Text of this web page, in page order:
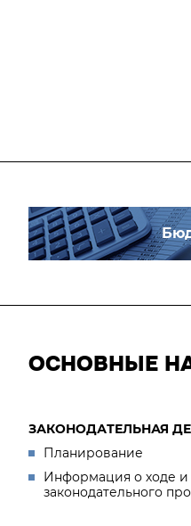
ОСНОВНЫЕ
ЗАКОНОДАТЕЛЬНАЯ
Планирование
Информация о ходе и
законодательного